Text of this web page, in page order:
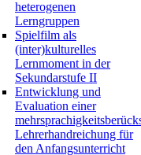
heterogenen
Lerngruppen
Spielfilm als
(inter)kulturelles
Lernmoment in der
Sekundarstufe II
Entwicklung und
Evaluation einer
Lehrerhandreichung für
den Anfangsunterricht